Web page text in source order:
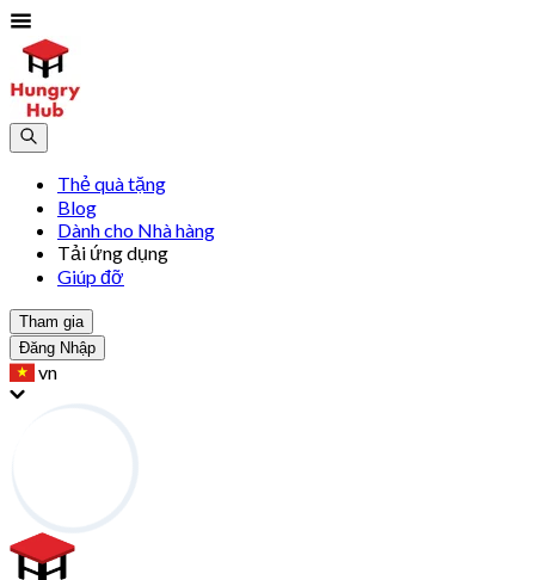
Thẻ quà tặng
Blog
Dành cho Nhà hàng
Tải ứng dụng
Giúp đỡ
Tham gia
Đăng Nhập
vn